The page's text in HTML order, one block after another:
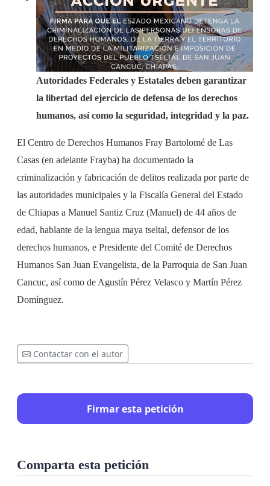
Autoridades Federales y Estatales deben garantizar
la libertad del ejercicio de defensa de los derechos
humanos, así como la seguridad, integridad y la paz.
El Centro de Derechos Humanos Fray Bartolomé de Las
Casas (en adelante Frayba) ha documentado la
criminalización y fabricación de delitos realizada por parte de
las autoridades municipales y la Fiscalía General del Estado
de Chiapas a Manuel Santiz Cruz (Manuel) de 44 años de
edad, hablante de la lengua maya tseltal, defensor de los
derechos humanos, e Presidente del Comité de Derechos
Humanos San Juan Evangelista, de la Parroquia de San Juan
Cancuc, así como de Agustín Pérez Velasco y Martín Pérez
Domínguez.
Contactar con el autor
Firmar esta petición
Comparta esta petición